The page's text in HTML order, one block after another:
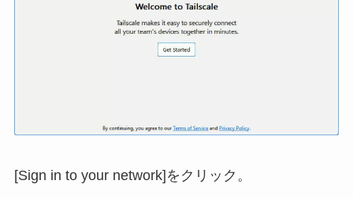
[Sign in to your network]をクリック。